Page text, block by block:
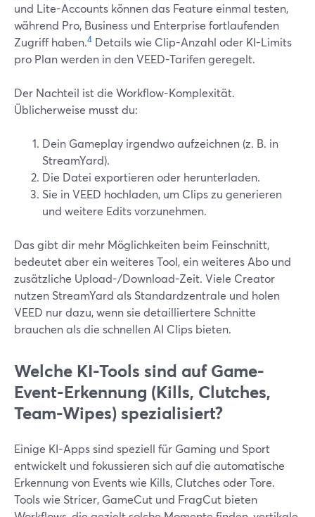
und Lite-Accounts können das Feature einmal testen,
während Pro, Business und Enterprise fortlaufenden
Zugriff haben.4 Details wie Clip-Anzahl oder KI-Limits
pro Plan werden in den VEED-Tarifen geregelt.
Der Nachteil ist die Workflow-Komplexität.
Üblicherweise musst du:
Dein Gameplay irgendwo aufzeichnen (z. B. in
StreamYard).
Die Datei exportieren oder herunterladen.
Sie in VEED hochladen, um Clips zu generieren
und weitere Edits vorzunehmen.
Das gibt dir mehr Möglichkeiten beim Feinschnitt,
bedeutet aber ein weiteres Tool, ein weiteres Abo und
zusätzliche Upload-/Download-Zeit. Viele Creator
nutzen StreamYard als Standardzentrale und holen
VEED nur dazu, wenn sie detailliertere Schnitte
brauchen als die schnellen AI Clips bieten.
Welche KI-Tools sind auf Game-
Event-Erkennung (Kills, Clutches,
Team-Wipes) spezialisiert?
Einige KI-Apps sind speziell für Gaming und Sport
entwickelt und fokussieren sich auf die automatische
Erkennung von Events wie Kills, Clutches oder Tore.
Tools wie Stricer, GameCut und FragCut bieten